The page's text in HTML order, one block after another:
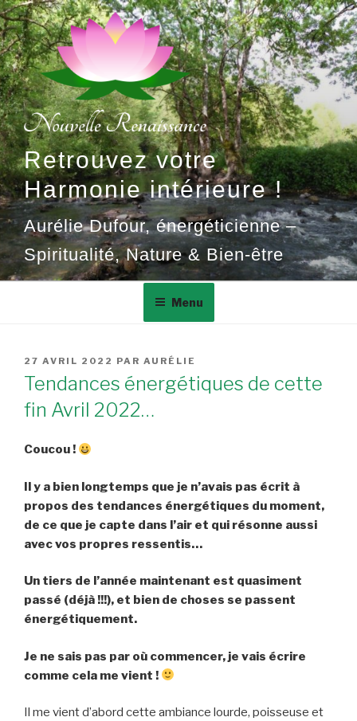
Aller
au
contenu
principal
Retrouvez votre
Harmonie intérieure !
Aurélie Dufour, énergéticienne –
Spiritualité, Nature & Bien-être
Menu
PUBLIÉ
LE
27 AVRIL 2022 PAR AURÉLIE
Tendances énergétiques de cette
fin Avril 2022…
Coucou !
Il y a bien longtemps que je n’avais pas écrit à
propos des tendances énergétiques du moment,
de ce que je capte dans l’air et qui résonne aussi
avec vos propres ressentis…
Un tiers de l’année maintenant est quasiment
passé (déjà !!!), et bien de choses se passent
énergétiquement.
Je ne sais pas par où commencer, je vais écrire
comme cela me vient !
Il me vient d’abord cette ambiance lourde, poisseuse et